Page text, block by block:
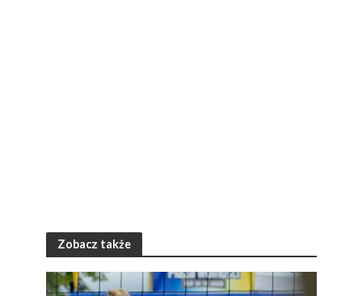
Zobacz także